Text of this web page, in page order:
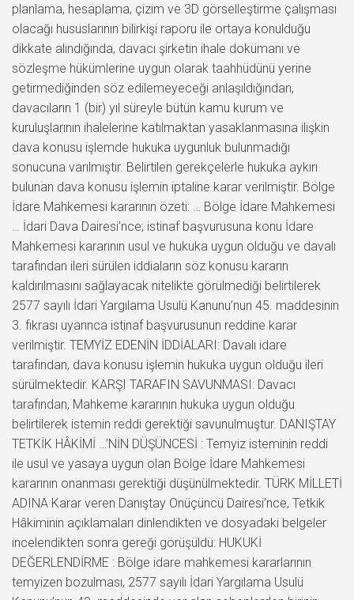
planlama, hesaplama, çizim ve 3D görselleştirme çalışması
olacağı hususlarının bilirkişi raporu ile ortaya konulduğu
dikkate alındığında, davacı şirketin ihale dokümanı ve
sözleşme hükümlerine uygun olarak taahhüdünü yerine
getirmediğinden söz edilemeyeceği anlaşıldığından,
davacıların 1 (bir) yıl süreyle bütün kamu kurum ve
kuruluşlarının ihalelerine katılmaktan yasaklanmasına ilişkin
dava konusu işlemde hukuka uygunluk bulunmadığı
sonucuna varılmıştır. Belirtilen gerekçelerle hukuka aykırı
bulunan dava konusu işlemin iptaline karar verilmiştir. Bölge
İdare Mahkemesi kararının özeti: … Bölge İdare Mahkemesi
… İdari Dava Dairesi’nce; istinaf başvurusuna konu İdare
Mahkemesi kararının usul ve hukuka uygun olduğu ve davalı
tarafından ileri sürülen iddiaların söz konusu kararın
kaldırılmasını sağlayacak nitelikte görülmediği belirtilerek
2577 sayılı İdari Yargılama Usulü Kanunu’nun 45. maddesinin
3. fıkrası uyarınca istinaf başvurusunun reddine karar
verilmiştir. TEMYİZ EDENİN İDDİALARI: Davalı idare
tarafından, dava konusu işlemin hukuka uygun olduğu ileri
sürülmektedir. KARŞI TARAFIN SAVUNMASI: Davacı
tarafından, Mahkeme kararının hukuka uygun olduğu
belirtilerek istemin reddi gerektiği savunulmuştur. DANIŞTAY
TETKİK HÂKİMİ …’NİN DÜŞÜNCESİ : Temyiz isteminin reddi
ile usul ve yasaya uygun olan Bölge İdare Mahkemesi
kararının onanması gerektiği düşünülmektedir. TÜRK MİLLETİ
ADINA Karar veren Danıştay Onüçüncü Dairesi’nce, Tetkik
Hâkiminin açıklamaları dinlendikten ve dosyadaki belgeler
incelendikten sonra gereği görüşüldü: HUKUKİ
DEĞERLENDİRME : Bölge idare mahkemesi kararlarının
temyizen bozulması, 2577 sayılı İdari Yargılama Usulü